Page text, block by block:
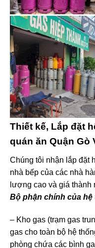
Thiết kế, Lắp đặt
quán ăn Quận Gò
Chúng tôi nhận lắp đặt
nhà bếp của các nhà
lượng cao và giá thành
Bộ phận chính của hệ
– Kho gas (trạm gas
gas cho toàn bộ hệ
phòng chứa các bình